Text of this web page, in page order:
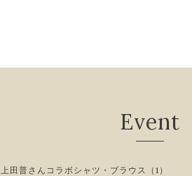
Event
上田普さんコラボシャツ・ブラウス（1）